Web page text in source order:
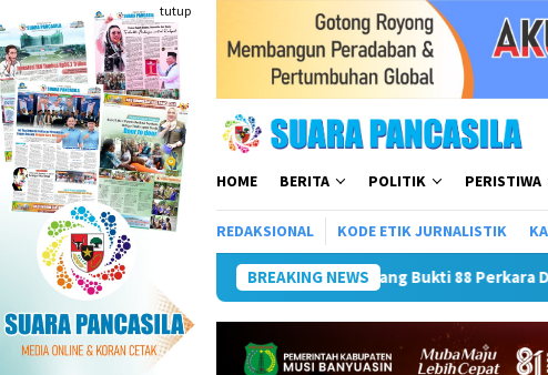
ke
konten
tutup
HOME BERITA POLITIK PERISTIWA
REDAKSIONAL KODE ETIK JURNALISTIK
BREAKING NEWS
Perkara Di Kejari Rejang Lebong Plt Bupati Dan Ketua TP